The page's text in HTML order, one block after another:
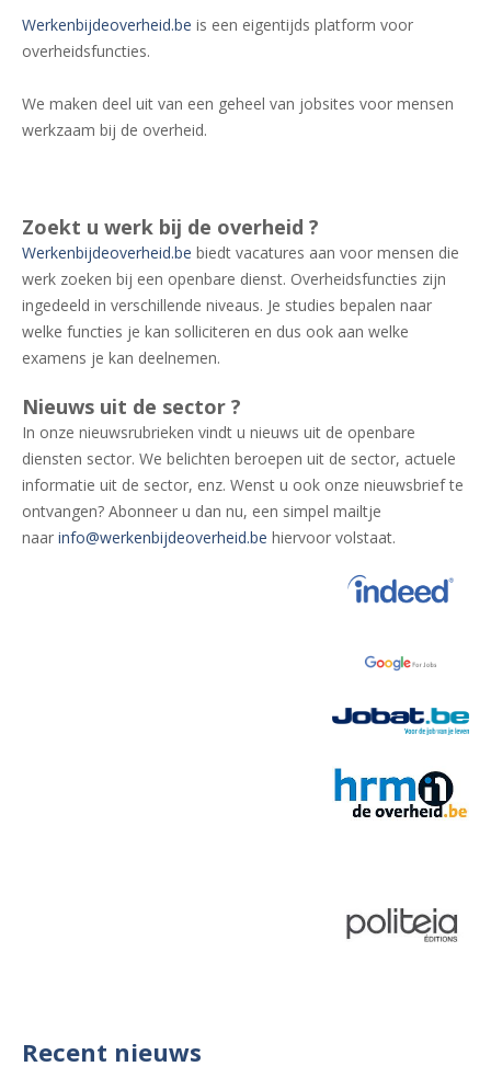
Werkenbijdeoverheid.be is een eigentijds platform voor
overheidsfuncties.
We maken deel uit van een geheel van jobsites voor mensen
werkzaam bij de overheid.
Zoekt u werk bij de overheid ?
Werkenbijdeoverheid.be biedt vacatures aan voor mensen die
werk zoeken bij een openbare dienst. Overheidsfuncties zijn
ingedeeld in verschillende niveaus. Je studies bepalen naar
welke functies je kan solliciteren en dus ook aan welke
examens je kan deelnemen.
Nieuws uit de sector ?
In onze nieuwsrubrieken vindt u nieuws uit de openbare
diensten sector. We belichten beroepen uit de sector, actuele
informatie uit de sector, enz. Wenst u ook onze nieuwsbrief te
ontvangen? Abonneer u dan nu, een simpel mailtje
naar info@werkenbijdeoverheid.be hiervoor volstaat.
Recent nieuws